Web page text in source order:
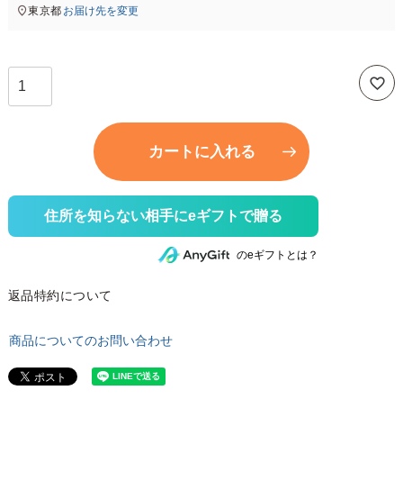
東京都 お届け先を変更
カートに入れる
住所を知らない相手にeギフトで贈る
のeギフトとは？
返品特約について
商品についてのお問い合わせ